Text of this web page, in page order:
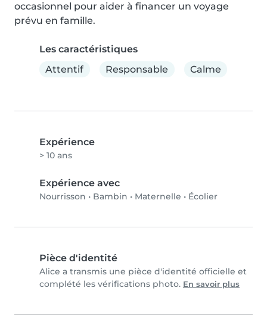
occasionnel pour aider à financer un voyage
prévu en famille.
Les caractéristiques
Attentif
Responsable Calme
Expérience
> 10 ans
Expérience avec
Nourrisson • Bambin • Maternelle • Écolier
Pièce d'identité
Alice a transmis une pièce d'identité officielle et
complété les vérifications photo. En savoir plus